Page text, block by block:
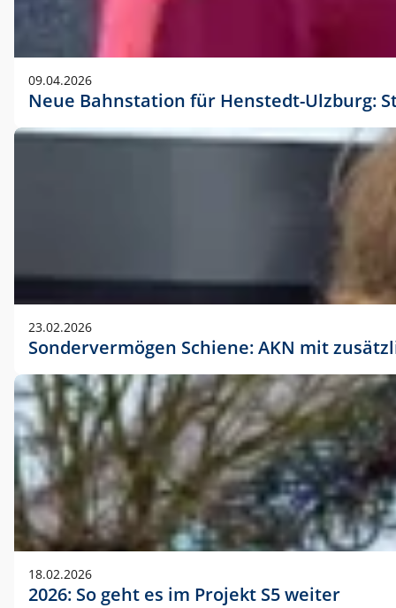
09.04.2026
Neue Bahnstation für Henstedt-Ulzburg:
23.02.2026
Sondervermögen Schiene: AKN mit
18.02.2026
2026: So geht es im Projekt S5 weiter